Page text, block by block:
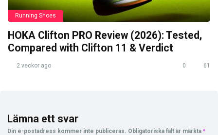
Running Shoes
HOKA Clifton PRO Review (2026): Tested,
Compared with Clifton 11 & Verdict
2 veckor ago 0 61
Lämna ett svar
Din e-postadress kommer inte publiceras. Obligatoriska fält är märkta *